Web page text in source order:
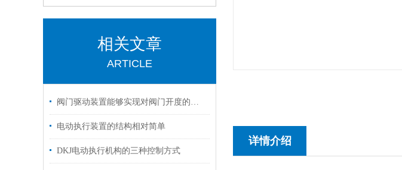
相关文章
ARTICLE
阀门驱动装置能够实现对阀门开度的准确控制
电动执行装置的结构相对简单
DKJ电动执行机构的三种控制方式
详情介绍